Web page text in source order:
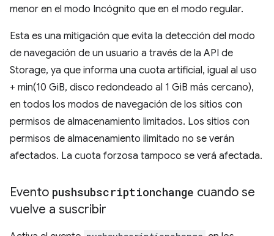
menor en el modo Incógnito que en el modo regular.
Esta es una mitigación que evita la detección del modo
de navegación de un usuario a través de la API de
Storage, ya que informa una cuota artificial, igual al uso
+ min(10 GiB, disco redondeado al 1 GiB más cercano),
en todos los modos de navegación de los sitios con
permisos de almacenamiento limitados. Los sitios con
permisos de almacenamiento ilimitado no se verán
afectados. La cuota forzosa tampoco se verá afectada.
Evento pushsubscriptionchange cuando se
vuelve a suscribir